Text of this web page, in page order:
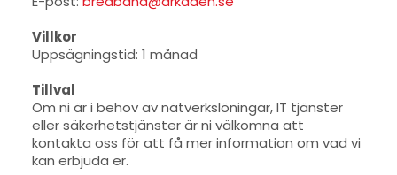
Villkor
Uppsägningstid: 1 månad
Tillval
Om ni är i behov av nätverkslöningar, IT tjänster
eller säkerhetstjänster är ni välkomna att
kontakta oss för att få mer information om vad vi
kan erbjuda er.